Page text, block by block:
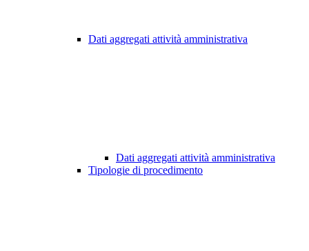
Dati aggregati attività amministrativa
Dati aggregati attività amministrativa
Tipologie di procedimento